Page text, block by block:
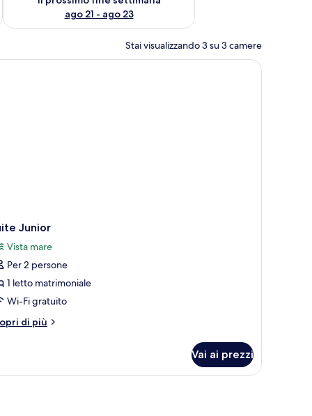
ago 21 - ago 23
Stai visualizzando 3 su 3 camere
Junior
Vista mare
Per 2 persone
1 letto matrimoniale
Wi-Fi gratuito
di più
Vai ai prezzi